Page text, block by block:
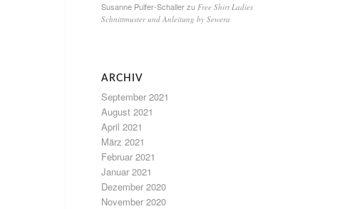
Susanne Pulfer-Schallerzu Free Shirt Ladies
Schnittmuster und Anleitung by Sewera
ARCHIV
September 2021
August 2021
April 2021
März 2021
Februar 2021
Januar 2021
Dezember 2020
November 2020